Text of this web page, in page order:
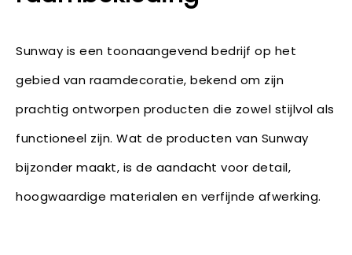
Sunway is een toonaangevend bedrijf op het
gebied van raamdecoratie, bekend om zijn
prachtig ontworpen producten die zowel stijlvol als
functioneel zijn. Wat de producten van Sunway
bijzonder maakt, is de aandacht voor detail,
hoogwaardige materialen en verfijnde afwerking.